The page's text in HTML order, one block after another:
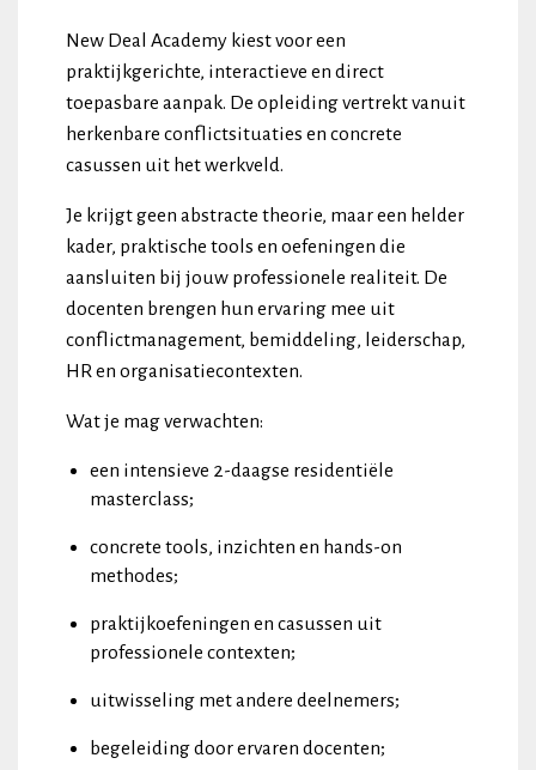
New Deal Academy kiest voor een
praktijkgerichte, interactieve en direct
toepasbare aanpak. De opleiding vertrekt vanuit
herkenbare conflictsituaties en concrete
casussen uit het werkveld.
Je krijgt geen abstracte theorie, maar een helder
kader, praktische tools en oefeningen die
aansluiten bij jouw professionele realiteit. De
docenten brengen hun ervaring mee uit
conflictmanagement, bemiddeling, leiderschap,
HR en organisatiecontexten.
Wat je mag verwachten:
een intensieve 2-daagse residentiële
masterclass;
concrete tools, inzichten en hands-on
methodes;
praktijkoefeningen en casussen uit
professionele contexten;
uitwisseling met andere deelnemers;
begeleiding door ervaren docenten;